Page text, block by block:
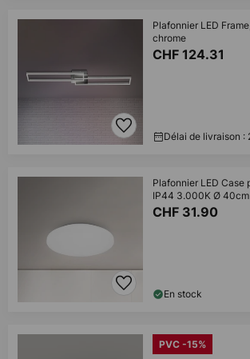
Plafonnier LED
chrome
CHF 124.31
Délai de livraison :
Plafonnier LED Case
IP44 3.000K Ø 40cm
CHF 31.90
En stock
PVC -15%